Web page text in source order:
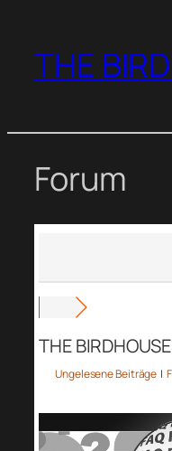
springen
THE
Forum
THE
Ungelesene Beiträge |